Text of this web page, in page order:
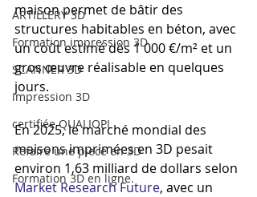
ARTILLERY 3D
Formation impression 3D
SCANNER 3D
impression 3D
certifiée QUALIOPI
Refaire une piece en 3D
Formation 3D en ligne.
maison permet de bâtir des
structures habitables en béton, avec
un coût estimé dès 1 000 €/m² et un
gros œuvre réalisable en quelques
jours.
En 2025, le marché mondial des
maisons imprimées en 3D pesait
environ 1,63 milliard de dollars selon
Market Research Future, avec un